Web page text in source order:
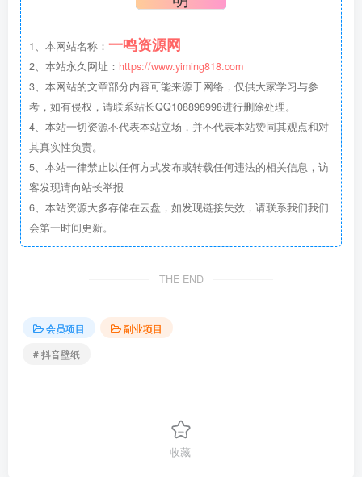
1、本网站名称： 一鸣资源网
2、本站永久网址： https://www.yiming818.com
3、本网站的文章部分内容可能来源于网络，仅供大家学习与参
考，如有侵权，请联系站长QQ108898998进行删除处理。
4、本站一切资源不代表本站立场，并不代表本站赞同其观点和对
其真实性负责。
5、本站一律禁止以任何方式发布或转载任何违法的相关信息，访
客发现请向站长举报
6、本站资源大多存储在云盘，如发现链接失效，请联系我们我们
会第一时间更新。
THE END
会员项目
副业项目
# 抖音壁纸
收藏